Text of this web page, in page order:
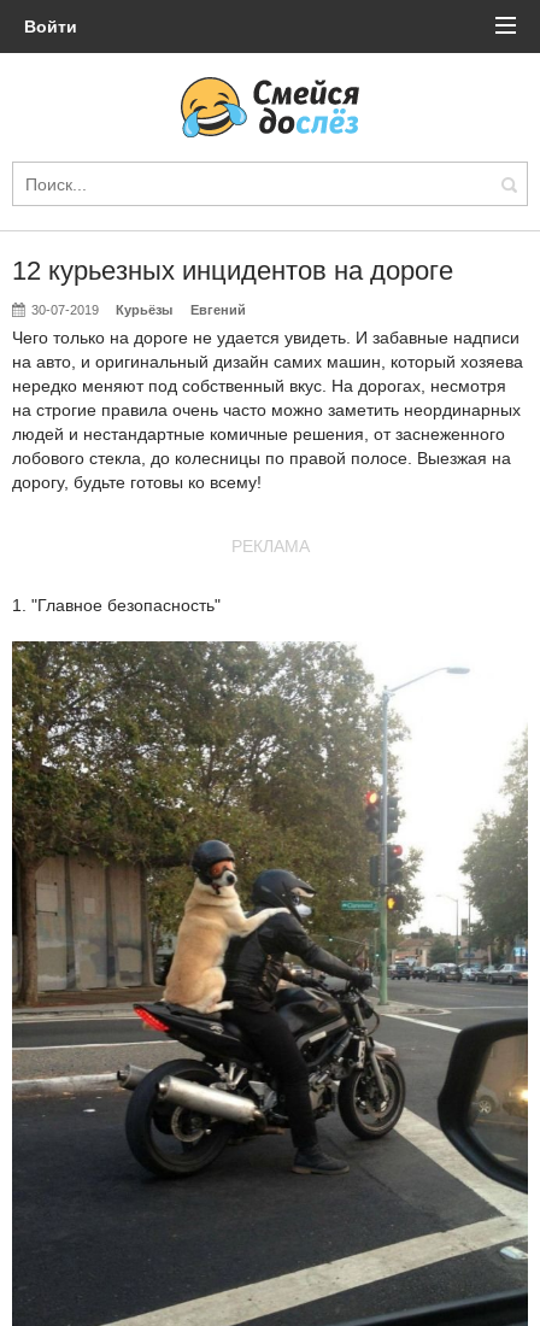
Войти
12 курьезных инцидентов на дороге
30-07-2019 Курьёзы Евгений
Чего только на дороге не удается увидеть. И забавные надписи
на авто, и оригинальный дизайн самих машин, который хозяева
нередко меняют под собственный вкус. На дорогах, несмотря
на строгие правила очень часто можно заметить неординарных
людей и нестандартные комичные решения, от заснеженного
лобового стекла, до колесницы по правой полосе. Выезжая на
дорогу, будьте готовы ко всему!
РЕКЛАМА
1. "Главное безопасность"